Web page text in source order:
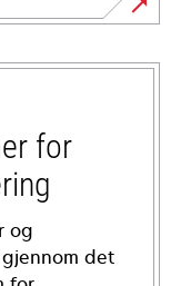
for
og
det